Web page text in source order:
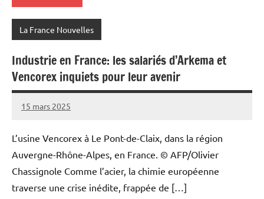
La France Nouvelles
Industrie en France: les salariés d’Arkema et
Vencorex inquiets pour leur avenir
15 mars 2025
Admins
L’usine Vencorex à Le Pont-de-Claix, dans la région
Auvergne-Rhône-Alpes, en France. © AFP/Olivier
Chassignole Comme l’acier, la chimie européenne
traverse une crise inédite, frappée de […]